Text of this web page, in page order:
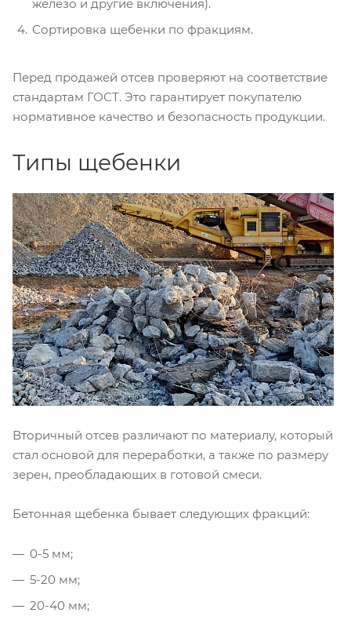
железо и другие включения).
Сортировка щебенки по фракциям.
Перед продажей отсев проверяют на соответствие
стандартам ГОСТ. Это гарантирует покупателю
нормативное качество и безопасность продукции.
Типы щебенки
Вторичный отсев различают по материалу, который
стал основой для переработки, а также по размеру
зерен, преобладающих в готовой смеси.
Бетонная щебенка бывает следующих фракций:
0-5 мм;
5-20 мм;
20-40 мм;